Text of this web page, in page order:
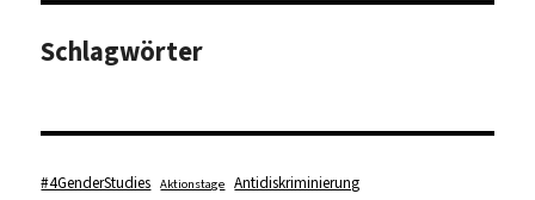
Schlagwörter
#4GenderStudies Aktionstage Antidiskriminierung